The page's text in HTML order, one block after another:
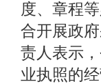
度、章程
合开展政
责人表示
业执照的经